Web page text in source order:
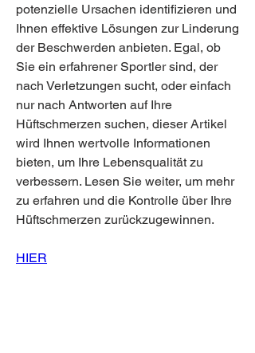
potenzielle Ursachen identifizieren und
Ihnen effektive Lösungen zur Linderung
der Beschwerden anbieten. Egal, ob
Sie ein erfahrener Sportler sind, der
nach Verletzungen sucht, oder einfach
nur nach Antworten auf Ihre
Hüftschmerzen suchen, dieser Artikel
wird Ihnen wertvolle Informationen
bieten, um Ihre Lebensqualität zu
verbessern. Lesen Sie weiter, um mehr
zu erfahren und die Kontrolle über Ihre
Hüftschmerzen zurückzugewinnen.
HIER